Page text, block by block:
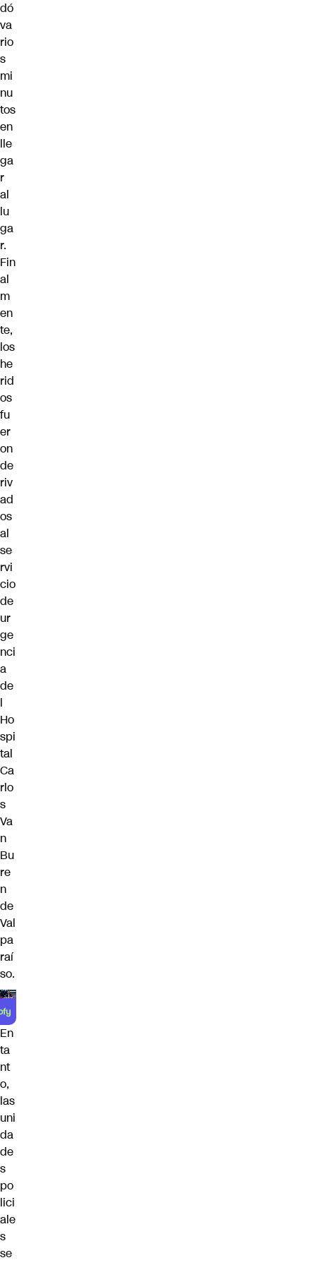
dó
va
rio
s
mi
nu
tos
en
lle
ga
r
al
lu
ga
r.
Fin
al
m
en
te,
los
he
rid
os
fu
er
on
de
riv
ad
os
al
se
rvi
cio
de
ur
ge
nci
a
de
l
Ho
spi
tal
Ca
rlo
s
Va
n
Bu
re
n
de
Val
pa
raí
so.
En
ta
nt
o,
las
uni
da
de
s
po
lici
ale
s
se